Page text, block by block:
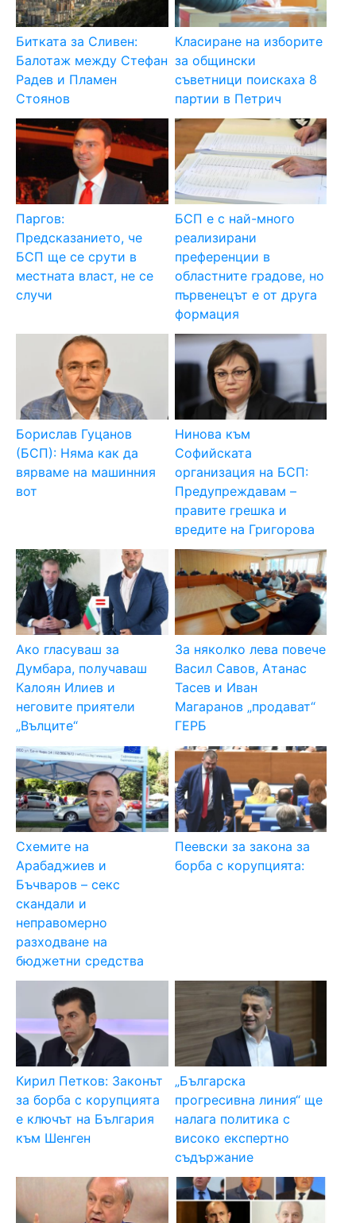
Битката за Сливен:
Балотаж между Стефан
Радев и Пламен
Стоянов
Класиране на изборите
за общински
съветници поискаха 8
партии в Петрич
Паргов:
Предсказанието, че
БСП ще се срути в
местната власт, не се
случи
БСП е с най-много
реализирани
преференции в
областните градове, но
първенецът е от друга
формация
Борислав Гуцанов
(БСП): Няма как да
вярваме на машинния
вот
Нинова към
Софийската
организация на БСП:
Предупреждавам –
правите грешка и
вредите на Григорова
Ако гласуваш за
Думбара, получаваш
Калоян Илиев и
неговите приятели
„Вълците“
За няколко лева повече
Васил Савов, Атанас
Тасев и Иван
Магаранов „продават“
ГЕРБ
Схемите на
Арабаджиев и
Бъчваров – секс
скандали и
неправомерно
разходване на
бюджетни средства
Пеевски за закона за
борба с корупцията:
Кирил Петков: Законът
за борба с корупцията
е ключът на България
към Шенген
„Българска
прогресивна линия“ ще
налага политика с
високо експертно
съдържание